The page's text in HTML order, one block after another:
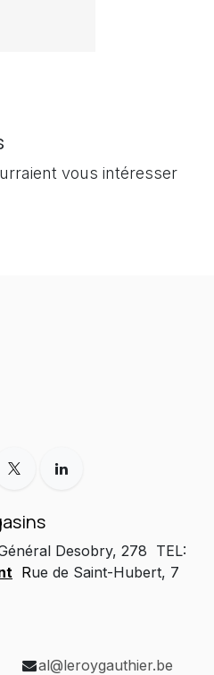
vous intéresser
Desobry, 278 TEL:
Rue de Saint-Hubert, 7
al@leroygauthier.be